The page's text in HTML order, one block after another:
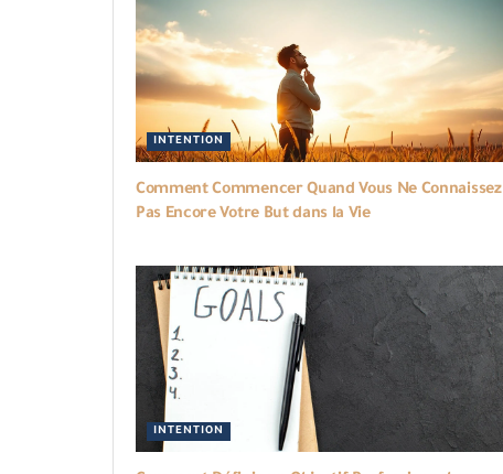
INTENTION
Comment Commencer Quand Vous Ne Connaissez
Pas Encore Votre But dans la Vie
INTENTION